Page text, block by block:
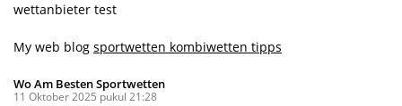
wettanbieter test
My web blog sportwetten kombiwetten tipps
Wo Am Besten Sportwetten
11 Oktober 2025 pukul 21:28